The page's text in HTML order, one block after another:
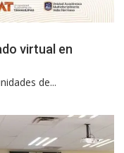
virtual en
de...